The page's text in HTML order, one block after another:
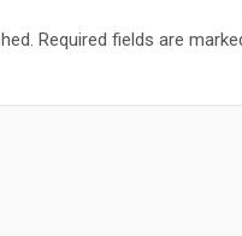
Required fields are